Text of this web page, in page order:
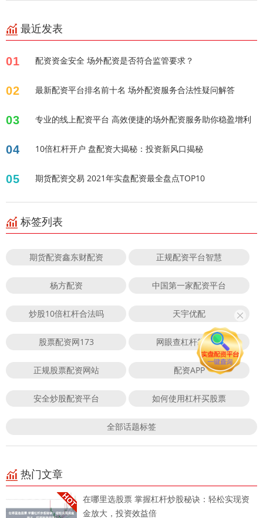
最近发表
01 配资资金安全 场外配资是否符合监管要求？
02 最新配资平台排名前十名 场外配资服务合法性疑问解答
03 专业的线上配资平台 高效便捷的场外配资服务助你稳盈增利
04 10倍杠杆开户 盘配资大揭秘：投资新风口揭秘
05 期货配资交易 2021年实盘配资最全盘点TOP10
标签列表
期货配资鑫东财配资 正规配资平台智慧
杨方配资 中国第一家配资平台
炒股10倍杠杆合法吗 天宇优配
股票配资网173 网眼查杠杆靠谱吗
正规股票配资网站 配资APP
安全炒股配资平台 如何使用杠杆买股票
全部话题标签
热门文章
在哪里选股票 掌握杠杆炒股秘诀：轻松实现资
金放大，投资效益倍